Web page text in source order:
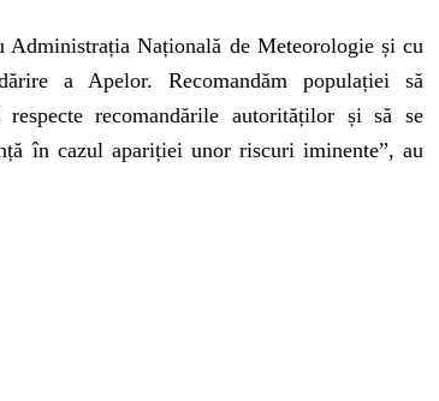
Administrația Națională de Meteorologie și cu
a Apelor. Recomandăm populației să
recomandările autorităților și să se
în cazul apariției unor riscuri iminente”, au